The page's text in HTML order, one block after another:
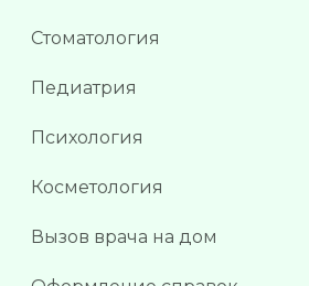
Стоматология
Педиатрия
Психология
Косметология
Вызов врача на дом